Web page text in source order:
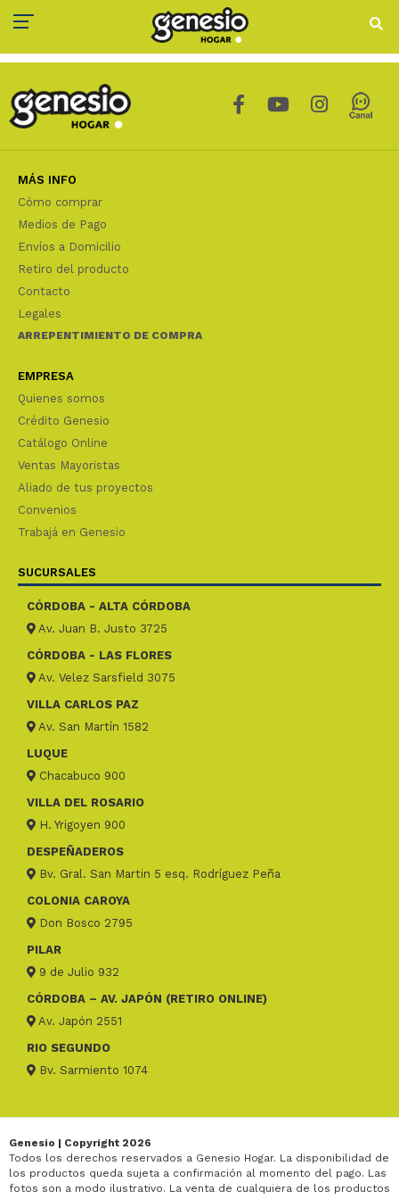
MÁS INFO
Cómo comprar
Medios de Pago
Envíos a Domicilio
Retiro del producto
Contacto
Legales
ARREPENTIMIENTO DE COMPRA
EMPRESA
Quienes somos
Crédito Genesio
Catálogo Online
Ventas Mayoristas
Aliado de tus proyectos
Convenios
Trabajá en Genesio
SUCURSALES
CÓRDOBA - ALTA CÓRDOBA
Av. Juan B. Justo 3725
CÓRDOBA - LAS FLORES
Av. Velez Sarsfield 3075
VILLA CARLOS PAZ
Av. San Martín 1582
LUQUE
Chacabuco 900
VILLA DEL ROSARIO
H. Yrigoyen 900
DESPEÑADEROS
Bv. Gral. San Martin 5 esq. Rodríguez Peña
COLONIA CAROYA
Don Bosco 2795
PILAR
9 de Julio 932
CÓRDOBA – AV. JAPÓN (RETIRO ONLINE)
Av. Japón 2551
RIO SEGUNDO
Bv. Sarmiento 1074
Genesio | Copyright 2026
Todos los derechos reservados a Genesio Hogar. La disponibilidad de
los productos queda sujeta a confirmación al momento del pago. Las
fotos son a modo ilustrativo. La venta de cualquiera de los productos